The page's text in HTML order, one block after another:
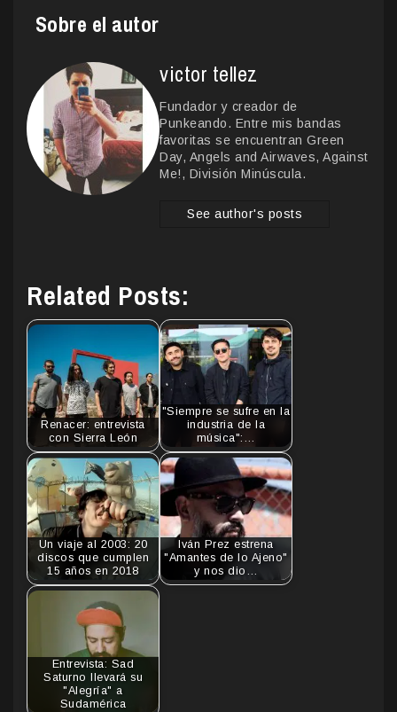
Sobre el autor
victor tellez
Fundador y creador de
Punkeando. Entre mis bandas
favoritas se encuentran Green
Day, Angels and Airwaves, Against
Me!, División Minúscula.
See author's posts
Related Posts:
Renacer: entrevista
con Sierra León
"Siempre se sufre en la
industria de la
música":…
Un viaje al 2003: 20
discos que cumplen
15 años en 2018
Iván Prez estrena
"Amantes de lo Ajeno"
y nos dio…
Entrevista: Sad
Saturno llevará su
"Alegría" a
Sudamérica